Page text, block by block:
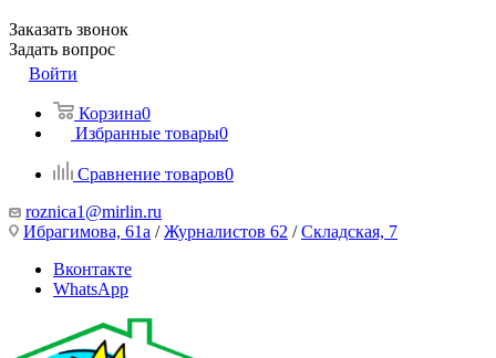
Заказать звонок
Задать вопрос
Войти
Корзина0
Избранные товары0
Сравнение товаров0
roznica1@mirlin.ru
Ибрагимова, 61а /Журналистов 62 /Складская, 7
Вконтакте
WhatsApp